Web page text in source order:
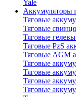
Yale
Аккумуляторы
Тяговые
Тяговые
Тяговые
Тяговые PzS
Тяговые AGM
Тяговые
Тяговые
Тяговые
Тяговые